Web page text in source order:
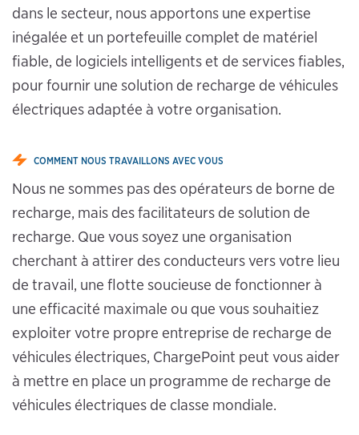
dans le secteur, nous apportons une expertise
inégalée et un portefeuille complet de matériel
fiable, de logiciels intelligents et de services fiables,
pour fournir une solution de recharge de véhicules
électriques adaptée à votre organisation.
COMMENT NOUS TRAVAILLONS AVEC VOUS
Nous ne sommes pas des opérateurs de borne de
recharge, mais des facilitateurs de solution de
recharge. Que vous soyez une organisation
cherchant à attirer des conducteurs vers votre lieu
de travail, une flotte soucieuse de fonctionner à
une efficacité maximale ou que vous souhaitiez
exploiter votre propre entreprise de recharge de
véhicules électriques, ChargePoint peut vous aider
à mettre en place un programme de recharge de
véhicules électriques de classe mondiale.